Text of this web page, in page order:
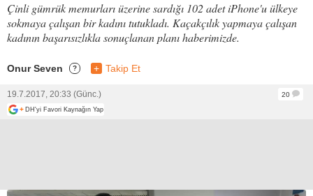
Çinli gümrük memurları üzerine sardığı 102 adet iPhone'u ülkeye
sokmaya çalışan bir kadını tutukladı. Kaçakçılık yapmaya çalışan
kadının başarısızlıkla sonuçlanan planı haberimizde.
Onur Seven ? + Takip Et
19.7.2017, 20:33 (Günc.)
20
+ DH'yi Favori Kaynağın Yap